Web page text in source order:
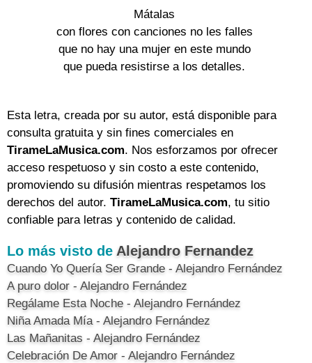
Mátalas
con flores con canciones no les falles
que no hay una mujer en este mundo
que pueda resistirse a los detalles.
Esta letra, creada por su autor, está disponible para
consulta gratuita y sin fines comerciales en
TirameLaMusica.com. Nos esforzamos por ofrecer
acceso respetuoso y sin costo a este contenido,
promoviendo su difusión mientras respetamos los
derechos del autor. TirameLaMusica.com, tu sitio
confiable para letras y contenido de calidad.
Lo más visto de Alejandro Fernandez
Cuando Yo Quería Ser Grande - Alejandro Fernández
A puro dolor - Alejandro Fernández
Regálame Esta Noche - Alejandro Fernández
Niña Amada Mía - Alejandro Fernández
Las Mañanitas - Alejandro Fernández
Celebración De Amor - Alejandro Fernández